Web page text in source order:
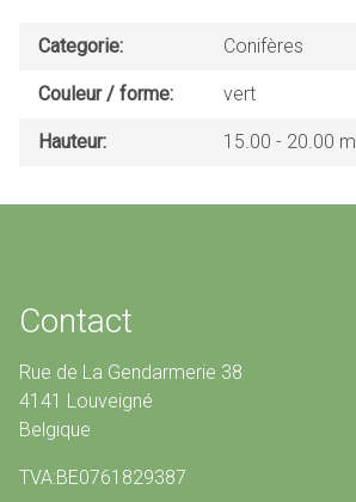
Categorie Conifères
Couleur / forme vert
Hauteur 15.00 - 20.00 m
Contact
Rue de La Gendarmerie 38
4141 Louveigné
Belgique
TVA:BE0761829387